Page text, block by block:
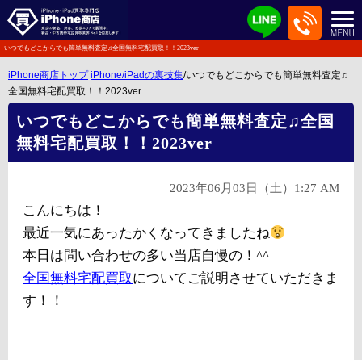
いつでもどこからでも簡単無料査定♫全国無料宅配買取！！2023ver
iPhone商店トップ iPhone/iPadの裏技集/いつでもどこからでも簡単無料査定♫
全国無料宅配買取！！2023ver
いつでもどこからでも簡単無料査定♫全国
無料宅配買取！！2023ver
2023年06月03日（土）1:27 AM
こんにちは！
最近一気にあったかくなってきましたね
本日は問い合わせの多い当店自慢の！^^
全国無料宅配買取についてご説明させていただきま
す！！